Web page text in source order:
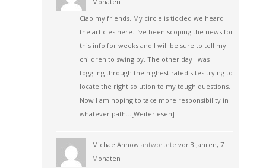
Ciao my friends. My circle is tickled we heard
the articles here. I’ve been scoping the news for
this info for weeks and I will be sure to tell my
children to swing by. The other day I was
toggling through the highest rated sites trying to
locate the right solution to my tough questions.
Now I am hoping to take more responsibility in
whatever path…[Weiterlesen]
MichaelAnnowantwortete vor 3 Jahren, 7
Monaten